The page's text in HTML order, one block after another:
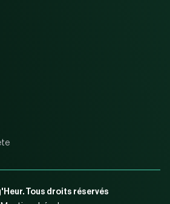
Tous droits réservés